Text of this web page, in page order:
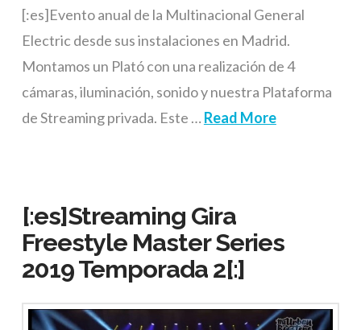
[:es]Evento anual de la Multinacional General
Electric desde sus instalaciones en Madrid.
Montamos un Plató con una realización de 4
cámaras, iluminación, sonido y nuestra Plataforma
de Streaming privada. Este … Read More
[:es]Streaming Gira
Freestyle Master Series
2019 Temporada 2[:]